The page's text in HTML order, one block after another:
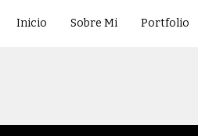
Inicio Sobre Mi Portfolio